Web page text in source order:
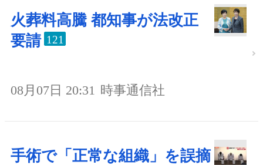
火葬料高騰 都知事が法改正
要請 121
08月07日 20:31 時事通信社
手術で「正常な組織」を誤摘